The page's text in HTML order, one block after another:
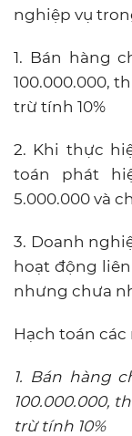
nghiệp vụ
1. Bán hàng
100.000.000,
trừ tính 10%
2. Khi thực
toán phát
5.000.000 và
3. Doanh
hoạt động liên
nhưng chưa
Hạch toán
1. Bán hàng
100.000.000,
trừ tính 10%